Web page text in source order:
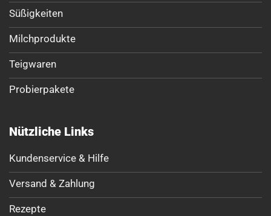
Süßigkeiten
Milchprodukte
Teigwaren
Probierpakete
Nützliche Links
Kundenservice & Hilfe
Versand & Zahlung
Rezepte